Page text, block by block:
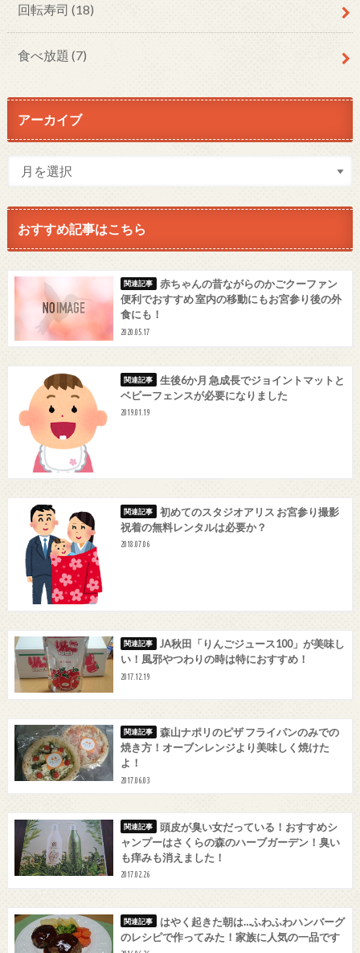
回転寿司 (18)
食べ放題 (7)
アーカイブ
おすすめ記事はこちら
赤ちゃんの昔ながらのかごクーファン
便利でおすすめ 室内の移動にもお宮参り後の外
食にも！
2020.05.17
生後6か月 急成長でジョイントマットと
ベビーフェンスが必要になりました
2019.01.19
初めてのスタジオアリス お宮参り撮影
祝着の無料レンタルは必要か？
2018.07.06
JA秋田「りんごジュース100」が美味し
い！風邪やつわりの時は特におすすめ！
2017.12.19
森山ナポリのピザ フライパンのみでの
焼き方！オーブンレンジより美味しく焼けた
よ！
2017.06.03
頭皮が臭い女だっている！おすすめシ
ャンプーはさくらの森のハーブガーデン！臭い
も痒みも消えました！
2017.02.26
はやく起きた朝は…ふわふわハンバーグ
のレシピで作ってみた！家族に人気の一品です